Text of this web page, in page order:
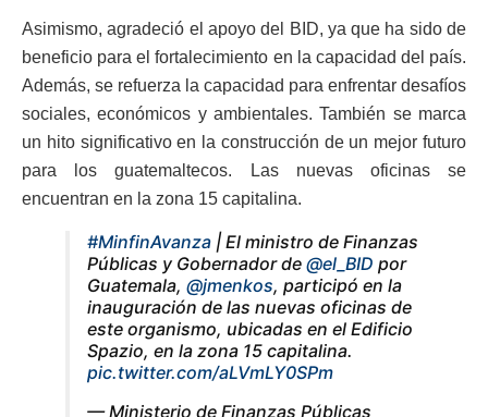
Asimismo, agradeció el apoyo del BID, ya que ha sido de
beneficio para el fortalecimiento en la capacidad del país.
Además, se refuerza la capacidad para enfrentar desafíos
sociales, económicos y ambientales. También se marca
un hito significativo en la construcción de un mejor futuro
para los guatemaltecos. Las nuevas oficinas se
encuentran en la zona 15 capitalina.
#MinfinAvanza | El ministro de Finanzas
Públicas y Gobernador de @el_BID por
Guatemala, @jmenkos, participó en la
inauguración de las nuevas oficinas de
este organismo, ubicadas en el Edificio
Spazio, en la zona 15 capitalina.
pic.twitter.com/aLVmLY0SPm
— Ministerio de Finanzas Públicas